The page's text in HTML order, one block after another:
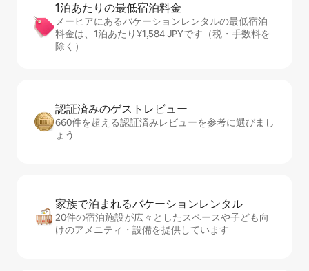
1泊あたりの最⁠低⁠宿⁠泊⁠料⁠金
メーヒアにあるバケーションレンタルの最低宿泊
料金は、1泊あたり¥1,584 JPYです（税・手数料を
除く）
認証済みのゲ⁠ス⁠ト⁠レ⁠ビ⁠ュ⁠ー
660件を超える認証済みレビューを参考に選びまし
ょう
家族で泊まれるバ⁠ケ⁠ー⁠シ⁠ョ⁠ンレ⁠ン⁠タ⁠ル
20件の宿泊施設が広々としたスペースや子ども向
けのアメニティ・設備を提供しています